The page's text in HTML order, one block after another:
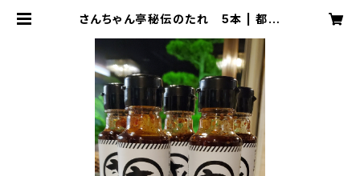
さんちゃん亭秘伝のたれ 5本 | 都城